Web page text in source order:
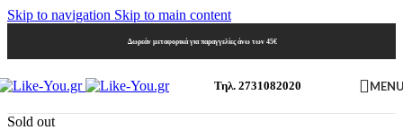
Skip to navigation Skip to main content
Δωρεάν μεταφορικά για παραγγελίες άνω των 45€
Τηλ. 2731082020
Sold out